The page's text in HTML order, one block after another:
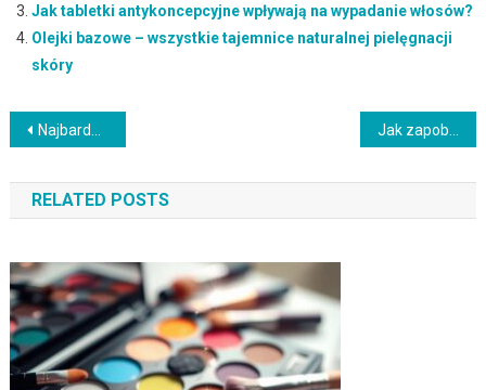
Jak tabletki antykoncepcyjne wpływają na wypadanie włosów?
Olejki bazowe – wszystkie tajemnice naturalnej pielęgnacji
skóry
Nawigacja
wpisu
Najbardziej Jadowity Wąż Na Świecie: Odkryj Fascynujące Fakty O Najbardziej Jad owitym Wężu
RELATED POSTS